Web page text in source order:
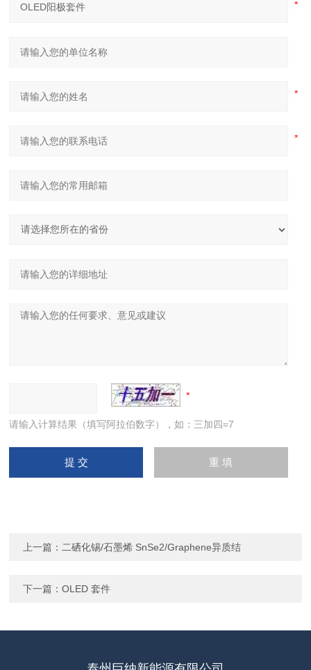
请输入计算结果（填写阿拉伯数字），如：三加四=7
上一篇： 二硒化锡/石墨烯 SnSe2/Graphene异质结
下一篇：OLED 套件